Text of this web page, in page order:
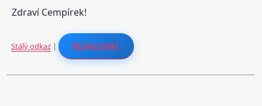
Zdraví Cempírek!
Stálý odkaz| REAGOVAT